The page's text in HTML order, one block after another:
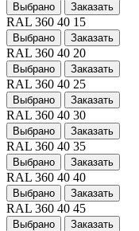
Выбрано Заказать
RAL 360 40 15
Выбрано Заказать
RAL 360 40 20
Выбрано Заказать
RAL 360 40 25
Выбрано Заказать
RAL 360 40 30
Выбрано Заказать
RAL 360 40 35
Выбрано Заказать
RAL 360 40 40
Выбрано Заказать
RAL 360 40 45
Выбрано Заказать